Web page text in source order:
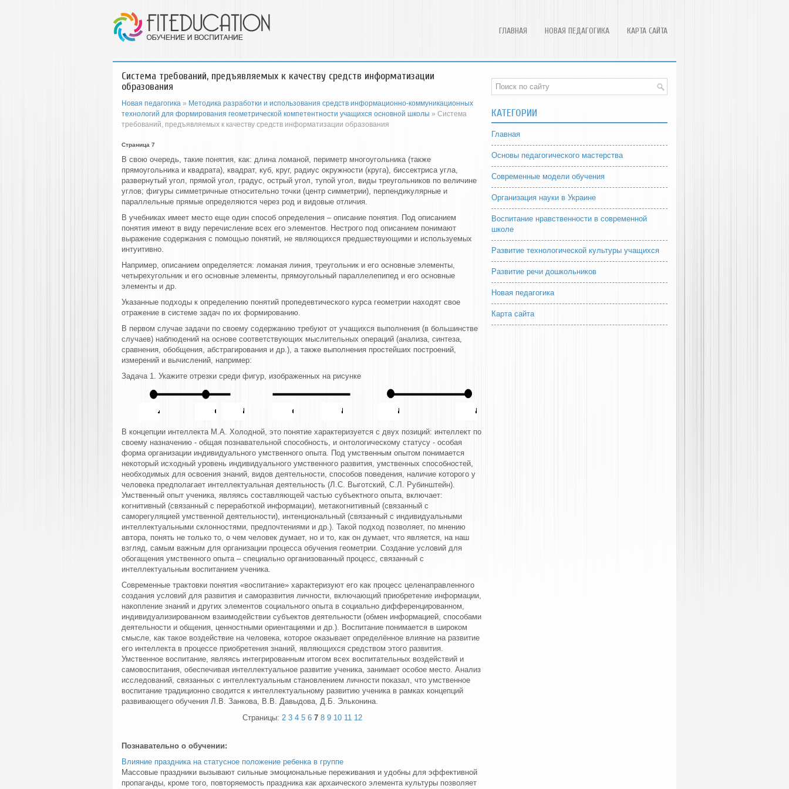
ГЛАВНАЯ НОВАЯ ПЕДАГОГИКА КАРТА САЙТА
Система требований, предъявляемых к качеству средств информатизации
образования
Новая педагогика » Методика разработки и использования средств информационно-коммуникационных
технологий для формирования геометрической компетентности учащихся основной школы » Система
требований, предъявляемых к качеству средств информатизации образования
Страница 7
В свою очередь, такие понятия, как: длина ломаной, периметр многоугольника (также
прямоугольника и квадрата), квадрат, куб, круг, радиус окружности (круга), биссектриса угла,
развернутый угол, прямой угол, градус, острый угол, тупой угол, виды треугольников по величине
углов; фигуры симметричные относительно точки (центр симметрии), перпендикулярные и
параллельные прямые определяются через род и видовые отличия.
В учебниках имеет место еще один способ определения – описание понятия. Под описанием
понятия имеют в виду перечисление всех его элементов. Нестрого под описанием понимают
выражение содержания с помощью понятий, не являющихся предшествующими и используемых
интуитивно.
Например, описанием определяется: ломаная линия, треугольник и его основные элементы,
четырехугольник и его основные элементы, прямоугольный параллелепипед и его основные
элементы и др.
Указанные подходы к определению понятий пропедевтического курса геометрии находят свое
отражение в системе задач по их формированию.
В первом случае задачи по своему содержанию требуют от учащихся выполнения (в большинстве
случаев) наблюдений на основе соответствующих мыслительных операций (анализа, синтеза,
сравнения, обобщения, абстрагирования и др.), а также выполнения простейших построений,
измерений и вычислений, например:
Задача 1. Укажите отрезки среди фигур, изображенных на рисунке
В концепции интеллекта М.А. Холодной, это понятие характеризуется с двух позиций: интеллект по
своему назначению - общая познавательной способность, и онтологическому статусу - особая
форма организации индивидуального умственного опыта. Под умственным опытом понимается
некоторый исходный уровень индивидуального умственного развития, умственных способностей,
необходимых для освоения знаний, видов деятельности, способов поведения, наличие которого у
человека предполагает интеллектуальная деятельность (Л.С. Выготский, С.Л. Рубинштейн).
Умственный опыт ученика, являясь составляющей частью субъектного опыта, включает:
когнитивный (связанный с переработкой информации), метакогнитивный (связанный с
саморегуляцией умственной деятельности), интенциональный (связанный с индивидуальными
интеллектуальными склонностями, предпочтениями и др.). Такой подход позволяет, по мнению
автора, понять не только то, о чем человек думает, но и то, как он думает, что является, на наш
взгляд, самым важным для организации процесса обучения геометрии. Создание условий для
обогащения умственного опыта – специально организованный процесс, связанный с
интеллектуальным воспитанием ученика.
Современные трактовки понятия «воспитание» характеризуют его как процесс целенаправленного
создания условий для развития и саморазвития личности, включающий приобретение информации,
накопление знаний и других элементов социального опыта в социально дифференцированном,
индивидуализированном взаимодействии субъектов деятельности (обмен информацией, способами
деятельности и общения, ценностными ориентациями и др.). Воспитание понимается в широком
смысле, как такое воздействие на человека, которое оказывает определённое влияние на развитие
его интеллекта в процессе приобретения знаний, являющихся средством этого развития.
Умственное воспитание, являясь интегрированным итогом всех воспитательных воздействий и
самовоспитания, обеспечивая интеллектуальное развитие ученика, занимает особое место. Анализ
исследований, связанных с интеллектуальным становлением личности показал, что умственное
воспитание традиционно сводится к интеллектуальному развитию ученика в рамках концепций
развивающего обучения Л.В. Занкова, В.В. Давыдова, Д.Б. Эльконина.
Страницы: 2 3 4 5 6 7 8 9 10 11 12
Познавательно о обучении:
Влияние праздника на статусное положение ребенка в группе
Массовые праздники вызывают сильные эмоциональные переживания и удобны для эффективной
пропаганды, кроме того, повторяемость праздника как архаического элемента культуры позволяет
КАТЕГОРИИ
Главная
Основы педагогического мастерства
Современные модели обучения
Организация науки в Украине
Воспитание нравственности в современной
школе
Развитие технологической культуры учащихся
Развитие речи дошкольников
Новая педагогика
Карта сайта